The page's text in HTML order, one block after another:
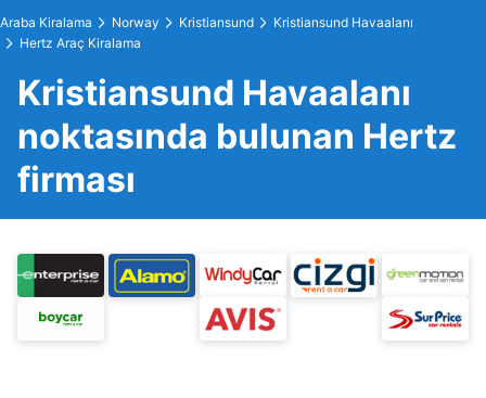
Araba Kiralama Norway Kristiansund
Kristiansund Havaalanı
Hertz Araç Kiralama
Kristiansund Havaalanı
noktasında bulunan Hertz
firması